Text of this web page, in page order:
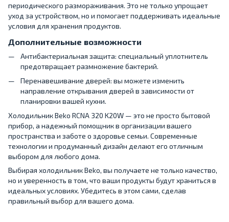
периодического размораживания. Это не только упрощает
уход за устройством, но и помогает поддерживать идеальные
условия для хранения продуктов.
Дополнительные возможности
Антибактериальная защита: специальный уплотнитель
предотвращает размножение бактерий.
Перенавешивание дверей: вы можете изменить
направление открывания дверей в зависимости от
планировки вашей кухни.
Холодильник Beko RCNA 320 K20W — это не просто бытовой
прибор, а надежный помощник в организации вашего
пространства и заботе о здоровье семьи. Современные
технологии и продуманный дизайн делают его отличным
выбором для любого дома.
Выбирая холодильник Beko, вы получаете не только качество,
но и уверенность в том, что ваши продукты будут храниться в
идеальных условиях. Убедитесь в этом сами, сделав
правильный выбор для вашего дома.